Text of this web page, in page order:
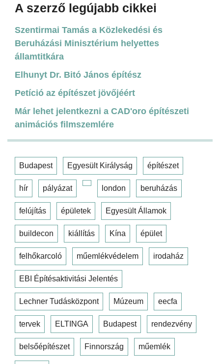
A szerző legújabb cikkei
Szentirmai Tamás a Közlekedési és
Beruházási Minisztérium helyettes
államtitkára
Elhunyt Dr. Bitó János építész
Petíció az építészet jövőjéért
Már lehet jelentkezni a CAD'oro építészeti
animációs filmszemlére
Budapest Egyesült Királyság építészet
hír pályázat london beruházás
felújítás épületek Egyesült Államok
buildecon kiállítás Kína épület
felhőkarcoló műemlékvédelem irodaház
EBI Építésaktivitási Jelentés
Lechner Tudásközpont Múzeum eecfa
tervek ELTINGA Budapest rendezvény
belsőépítészet Finnország műemlék